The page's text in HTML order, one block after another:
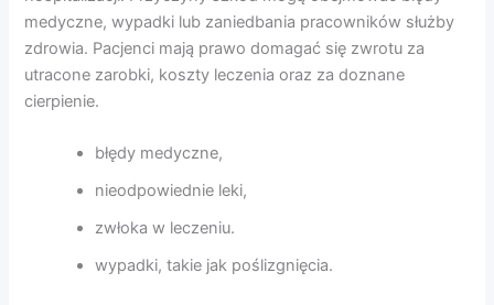
medyczne, wypadki lub zaniedbania pracowników służby
zdrowia. Pacjenci mają prawo domagać się zwrotu za
utracone zarobki, koszty leczenia oraz za doznane
cierpienie.
błędy medyczne,
nieodpowiednie leki,
zwłoka w leczeniu.
wypadki, takie jak poślizgnięcia.